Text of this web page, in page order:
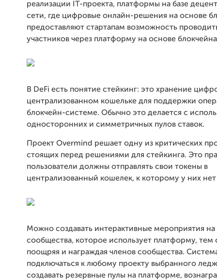
реализации IT-проекта, платформы на базе
сети, где цифровые онлайн-решения на основе
предоставляют стартапам возможность
участников через платформу на основе
В DeFi есть понятие стейкинг: это хранение
централизованном кошельке для поддержки
блокчейн-системе. Обычно это делается с
односторонних и симметричных пулов ставок.
Проект Overmind решает одну из критических
стоящих перед решениями для стейкинга. Это
пользователи должны отправлять свои токены в
централизованный кошелек, к которому у них нет
Можно создавать интерактивные мероприятия на
сообщества, которое использует платформу,
поощряя и награждая членов сообщества.
подключаться к любому проекту выбранного
создавать резервные пулы на платформе,